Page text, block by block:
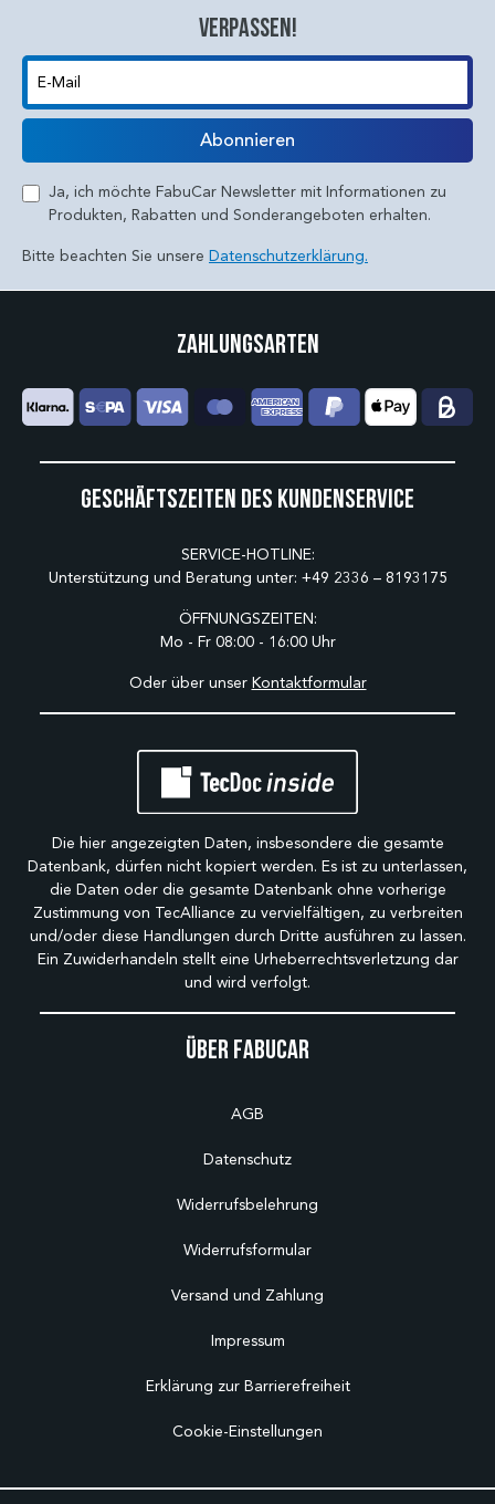
verpassen!
E-Mail
Abonnieren
Ja, ich möchte FabuCar Newsletter mit Informationen zu
Produkten, Rabatten und Sonderangeboten erhalten.
Bitte beachten Sie unsere Datenschutzerklärung.
Über Fabucar
AGB
Datenschutz
Widerrufsbelehrung
Widerrufsformular
Versand und Zahlung
Impressum
Erklärung zur Barrierefreiheit
Cookie-Einstellungen
Geschäftszeiten des Kundenservice
SERVICE-HOTLINE:
Unterstützung und Beratung unter: +49 2336 – 8193175
ÖFFNUNGSZEITEN:
Mo - Fr 08:00 - 16:00 Uhr
Oder über unser Kontaktformular
Zahlungsarten
Die hier angezeigten Daten, insbesondere die gesamte
Datenbank, dürfen nicht kopiert werden. Es ist zu unterlassen,
die Daten oder die gesamte Datenbank ohne vorherige
Zustimmung von TecAlliance zu vervielfältigen, zu verbreiten
und/oder diese Handlungen durch Dritte ausführen zu lassen.
Ein Zuwiderhandeln stellt eine Urheberrechtsverletzung dar
und wird verfolgt.